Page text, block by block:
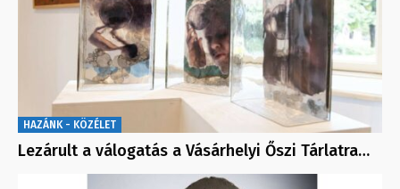
HAZÁNK - KÖZÉLET
Lezárult a válogatás a Vásárhelyi Őszi Tárlatra…